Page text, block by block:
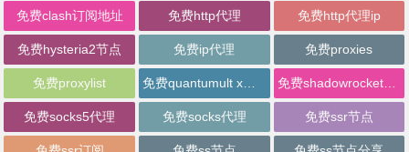
免费clash订阅地址 免费http代理 免费http代理ip
免费hysteria2节点 免费ip代理 免费proxies
免费proxylist 免费shadowrocket节点
免费socks5代理 免费socks代理 免费ssr节点